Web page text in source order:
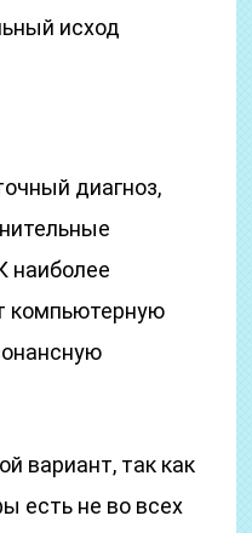
исход
диагноз,
наиболее
компьютерную
вариант, так как
есть не во всех